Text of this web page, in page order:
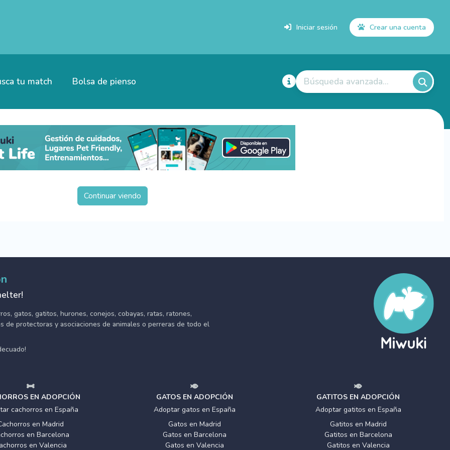
Iniciar sesión Crear una cuenta
tu match Bolsa de pienso Búsqueda avanzada...
Continuar viendo
gatos, gatitos, hurones, conejos, cobayas, ratas, ratones,
de protectoras y asociaciones de animales o perreras de todo el
EN ADOPCIÓN
cachorros en España
en Madrid
en Barcelona
en Valencia
GATOS EN ADOPCIÓN
Adoptar gatos en España
Gatos en Madrid
Gatos en Barcelona
Gatos en Valencia
GATITOS EN ADOPCIÓN
Adoptar gatitos en España
Gatitos en Madrid
Gatitos en Barcelona
Gatitos en Valencia